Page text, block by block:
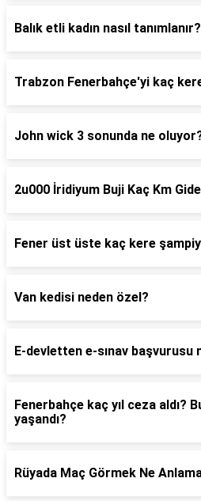
Balık etli kadın nasıl tanımlanır?
Trabzon Fenerbahçe'yi kaç
John wick 3 sonunda ne
2u000 İridiyum Buji Kaç Km
Fener üst üste kaç kere
Van kedisi neden özel?
E-devletten e-sınav başvurusu
Fenerbahçe kaç yıl ceza aldı?
yaşandı?
Rüyada Maç Görmek Ne